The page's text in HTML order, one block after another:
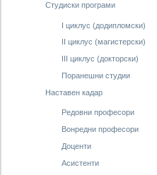
Студиски програми
I циклус (додипломски)
II циклус (магистерски)
III циклус (докторски)
Поранешни студии
Наставен кадар
Редовни професори
Вонредни професори
Доценти
Асистенти